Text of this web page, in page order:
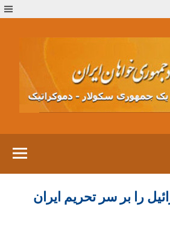
را بر سر تحریم ایران